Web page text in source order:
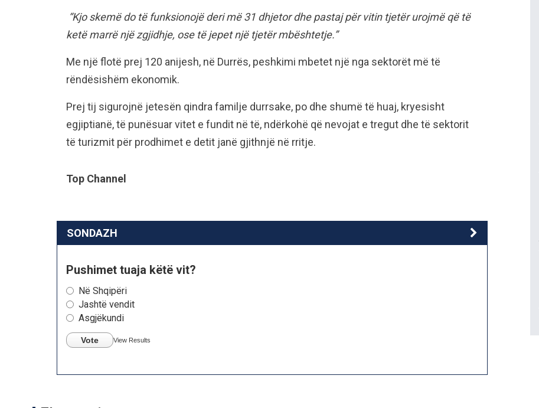
“Kjo skemë do të funksionojë deri më 31 dhjetor dhe pastaj për vitin tjetër urojmë që të
ketë marrë një zgjidhje, ose të jepet një tjetër mbështetje.”
Me një flotë prej 120 anijesh, në Durrës, peshkimi mbetet një nga sektorët më të
rëndësishëm ekonomik.
Prej tij sigurojnë jetesën qindra familje durrsake, po dhe shumë të huaj, kryesisht
egjiptianë, të punësuar vitet e fundit në të, ndërkohë që nevojat e tregut dhe të sektorit
të turizmit për prodhimet e detit janë gjithnjë në rritje.
Top Channel
SONDAZH
Pushimet tuaja këtë vit?
Në Shqipëri
Jashtë vendit
Asgjëkundi
Vote View Results